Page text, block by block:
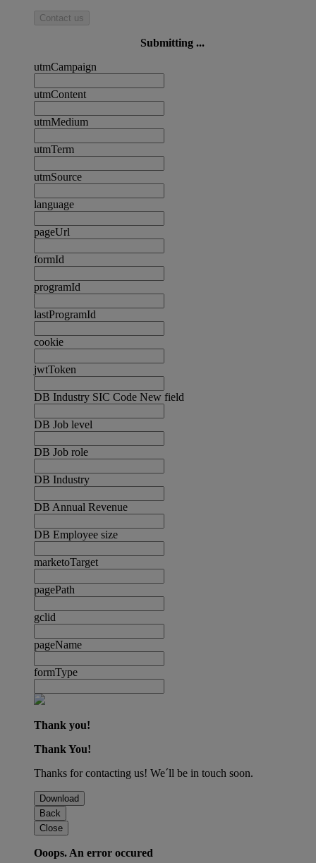
Contact us
Submitting ...
utmCampaign
utmContent
utmMedium
utmTerm
utmSource
language
pageUrl
formId
programId
lastProgramId
cookie
jwtToken
DB Industry SIC Code New field
DB Job level
DB Job role
DB Industry
DB Annual Revenue
DB Employee size
marketoTarget
pagePath
gclid
pageName
formType
Thank you!
Thank You!
Thanks for contacting us! We´ll be in touch soon.
Download
Back
Close
Ooops. An error occured